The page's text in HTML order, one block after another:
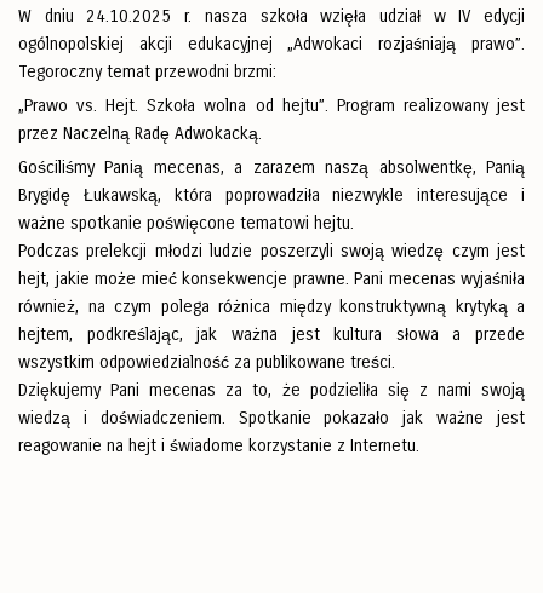
W dniu 24.10.2025 r. nasza szkoła wzięła udział w IV edycji
ogólnopolskiej akcji edukacyjnej „Adwokaci rozjaśniają prawo”.
Tegoroczny temat przewodni brzmi:
„Prawo vs. Hejt. Szkoła wolna od hejtu”. Program realizowany jest
przez Naczelną Radę Adwokacką.
Gościliśmy Panią mecenas, a zarazem naszą absolwentkę, Panią
Brygidę Łukawską, która poprowadziła niezwykle interesujące i
ważne spotkanie poświęcone tematowi hejtu.
Podczas prelekcji młodzi ludzie poszerzyli swoją wiedzę czym jest
hejt, jakie może mieć konsekwencje prawne. Pani mecenas wyjaśniła
również, na czym polega różnica między konstruktywną krytyką a
hejtem, podkreślając, jak ważna jest kultura słowa a przede
wszystkim odpowiedzialność za publikowane treści.
Dziękujemy Pani mecenas za to, że podzieliła się z nami swoją
wiedzą i doświadczeniem. Spotkanie pokazało jak ważne jest
reagowanie na hejt i świadome korzystanie z Internetu.